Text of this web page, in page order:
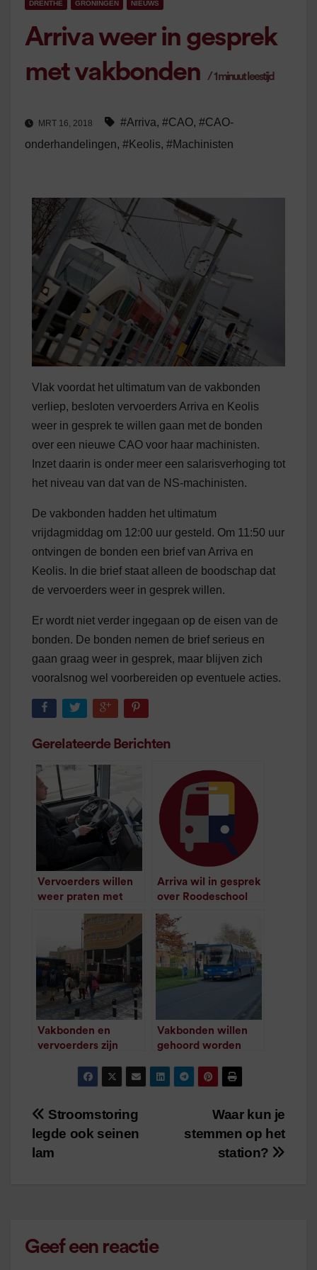
DRENTHE GRONINGEN NIEUWS
Arriva weer in gesprek
met vakbonden
/1 minuut leestijd
MRT 16, 2018 #Arriva, #CAO, #CAO-
onderhandelingen, #Keolis, #Machinisten
Vlak voordat het ultimatum van de vakbonden
verliep, besloten vervoerders Arriva en Keolis
weer in gesprek te willen gaan met de bonden
over een nieuwe CAO voor haar machinisten.
Inzet daarin is onder meer een salarisverhoging tot
het niveau van dat van de NS-machinisten.
De vakbonden hadden het ultimatum
vrijdagmiddag om 12:00 uur gesteld. Om 11:50 uur
ontvingen de bonden een brief van Arriva en
Keolis. In die brief staat alleen de boodschap dat
de vervoerders weer in gesprek willen.
Er wordt niet verder ingegaan op de eisen van de
bonden. De bonden nemen de brief serieus en
gaan graag weer in gesprek, maar blijven zich
vooralsnog wel voorbereiden op eventuele acties.
Gerelateerde Berichten
Vervoerders willen
weer praten met
vakbonden
minuut leestijd
Arriva wil in gesprek
over Roodeschool
/
Vakbonden en
vervoerders zijn
minuut leestijd
Vakbonden willen
gehoord worden
/ minuut leestijd
Bericht
navigatie
Waar kun je
stemmen op het
station?
Stroomstoring
legde ook seinen
lam
Geef een reactie